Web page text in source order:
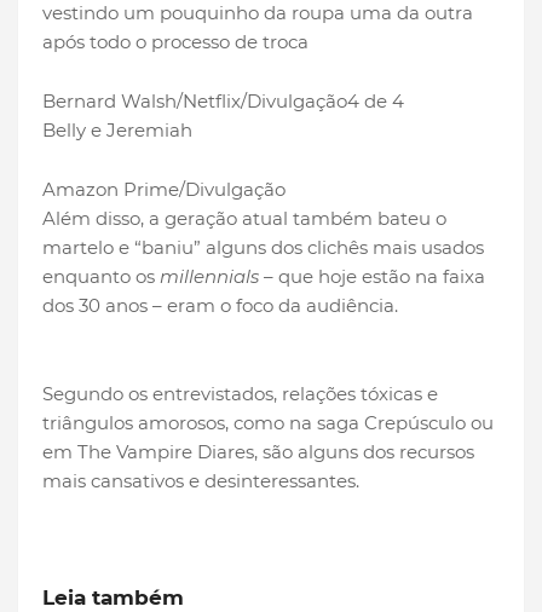
vestindo um pouquinho da roupa uma da outra
após todo o processo de troca
Bernard Walsh/Netflix/Divulgação4 de 4
Belly e Jeremiah
Amazon Prime/Divulgação
Além disso, a geração atual também bateu o
martelo e “baniu” alguns dos clichês mais usados
enquanto os millennials – que hoje estão na faixa
dos 30 anos – eram o foco da audiência.
Segundo os entrevistados, relações tóxicas e
triângulos amorosos, como na saga Crepúsculo ou
em The Vampire Diares, são alguns dos recursos
mais cansativos e desinteressantes.
Leia também